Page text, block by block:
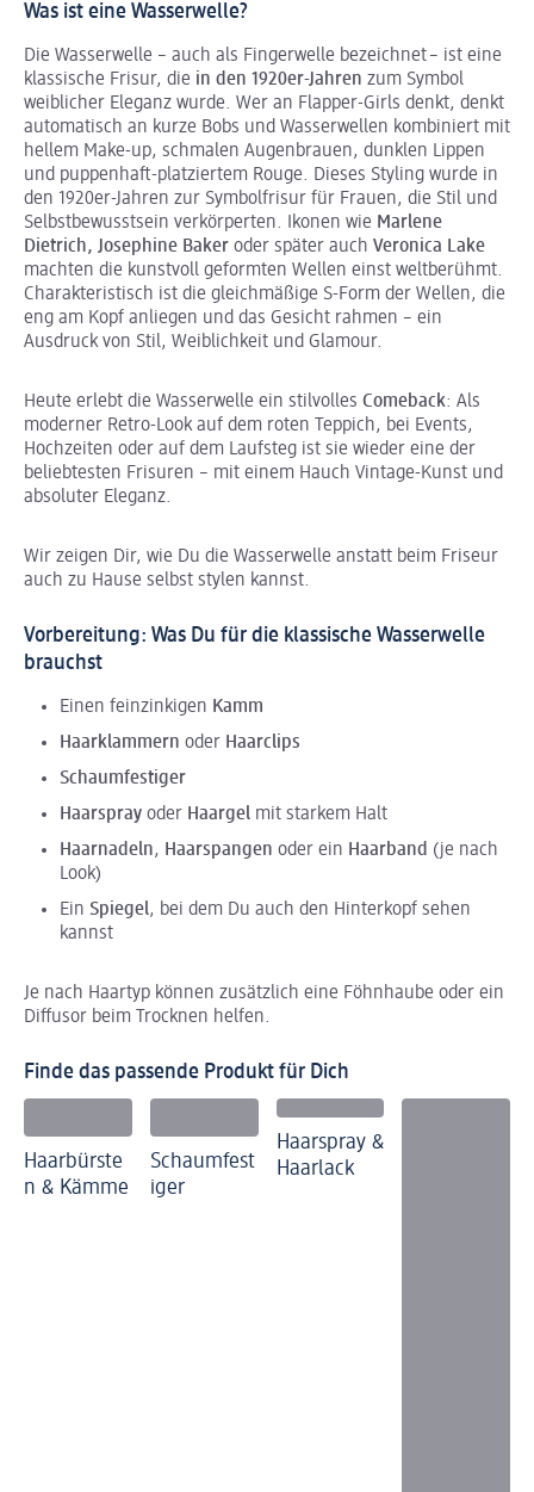
Was ist eine Wasserwelle?
Die Wasserwelle – auch als Fingerwelle bezeichnet – ist eine
klassische Frisur, die in den 1920er-Jahren zum Symbol
weiblicher Eleganz wurde. Wer an Flapper-Girls denkt, denkt
automatisch an kurze Bobs und Wasserwellen kombiniert mit
hellem Make-up, schmalen Augenbrauen, dunklen Lippen
und puppenhaft-platziertem Rouge. Dieses Styling wurde in
den 1920er-Jahren zur Symbolfrisur für Frauen, die Stil und
Selbstbewusstsein verkörperten. Ikonen wie Marlene
Dietrich, Josephine Baker oder später auch Veronica Lake
machten die kunstvoll geformten Wellen einst weltberühmt.
Charakteristisch ist die gleichmäßige S-Form der Wellen, die
eng am Kopf anliegen und das Gesicht rahmen – ein
Ausdruck von Stil, Weiblichkeit und Glamour.
Heute erlebt die Wasserwelle ein stilvolles Comeback: Als
moderner Retro-Look auf dem roten Teppich, bei Events,
Hochzeiten oder auf dem Laufsteg ist sie wieder eine der
beliebtesten Frisuren – mit einem Hauch Vintage-Kunst und
absoluter Eleganz.
Wir zeigen Dir, wie Du die Wasserwelle anstatt beim Friseur
auch zu Hause selbst stylen kannst.
Vorbereitung: Was Du für die klassische Wasserwelle
brauchst
Einen feinzinkigen Kamm
Haarklammern oder Haarclips
Schaumfestiger
Haarspray oder Haargel mit starkem Halt
Haarnadeln, Haarspangen oder ein Haarband (je nach
Look)
Ein Spiegel, bei dem Du auch den Hinterkopf sehen
kannst
Je nach Haartyp können zusätzlich eine Föhnhaube oder ein
Diffusor beim Trocknen helfen.
Finde das passende Produkt für Dich
Haarbürste
n & Kämme
Schaumfest
iger
Haarspray &
Haarlack